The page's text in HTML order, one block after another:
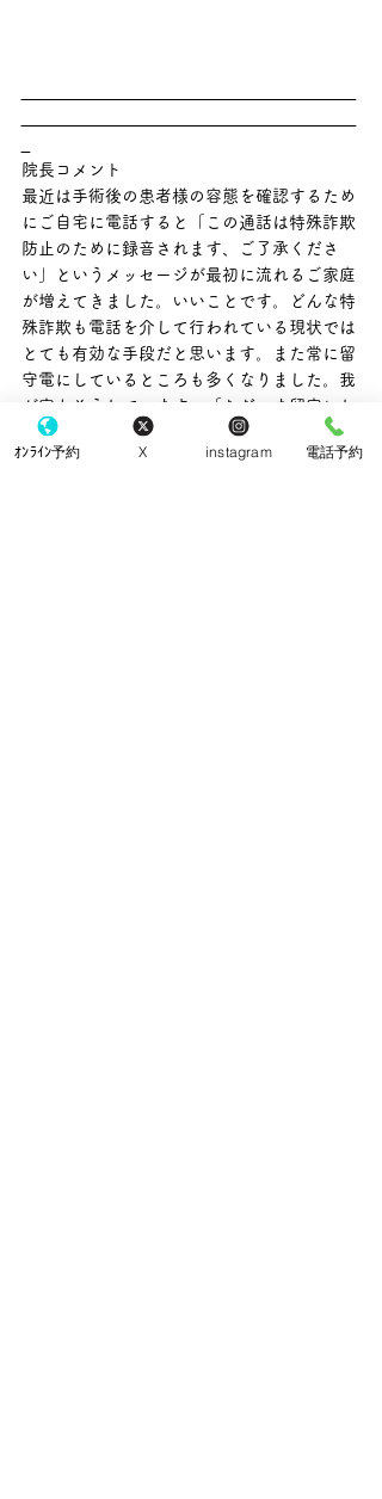
院長コメント
最近は手術後の患者様の容態を確認するため
にご自宅に電話すると「この通話は特殊詐欺
防止のために録音されます、ご了承くださ
い」というメッセージが最初に流れるご家庭
が増えてきました。いいことです。どんな特
殊詐欺も電話を介して行われている現状では
とても有効な手段だと思います。また常に留
守電にしているところも多くなりました。我
が家もそうしています。「ただいま留守にし
ています。ご用件のある方は発信音の後にメ
ッセージをお残し下さい」というメッセージ
ｵﾝﾗｲﾝ予約 X instagram 電話予約